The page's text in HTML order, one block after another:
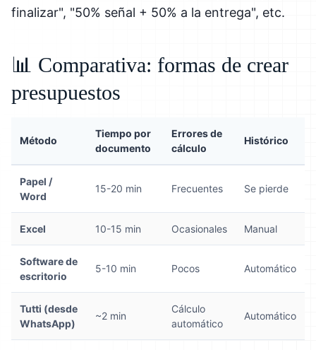
finalizar", "50% señal + 50% a la entrega", etc.
📊 Comparativa: formas de crear
presupuestos
Método
Tiempo por
documento
Errores de
cálculo
Histórico
Papel /
Word
15-20 min Frecuentes Se pierde
Excel 10-15 min Ocasionales Manual
Software de
escritorio
5-10 min Pocos Automático
Tutti (desde
WhatsApp)
~2 min
Cálculo
automático
Automático